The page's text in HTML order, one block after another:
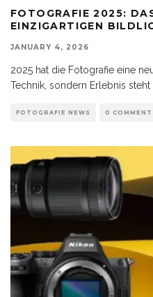
FOTOGRAFIE 2025:
EINZIGARTIGEN
JANUARY 4, 2026
2025 hat die Fotografie eine
Technik, sondern Erlebnis steht
FOTOGRAFIE NEWS 0